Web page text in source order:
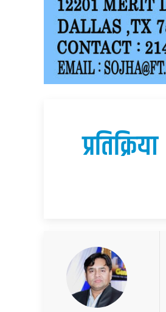
प्रतिक्रिया